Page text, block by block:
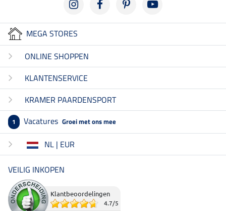
MEGA STORES
ONLINE SHOPPEN
KLANTENSERVICE
KRAMER PAARDENSPORT
1 Vacatures Groei met ons mee
NL | EUR
VEILIG INKOPEN
Klantbeoordelingen
4.7/5